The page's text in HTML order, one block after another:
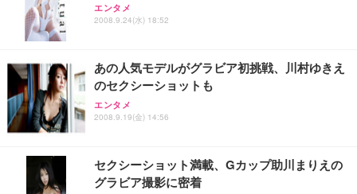
エンタメ
2008.9.24(水) 18:52
あの人気モデルがグラビア初挑戦、川村ゆきえ
のセクシーショットも
エンタメ
2008.9.19(金) 14:56
セクシーショット満載、Gカップ助川まりえの
グラビア撮影に密着